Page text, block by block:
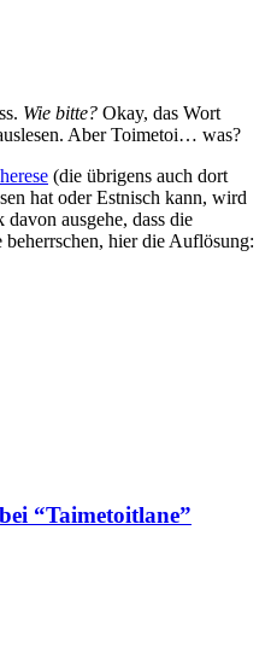
Wie bitte? Okay, das Wort
Aber Toimetoi… was?
(die übrigens auch dort
hat oder Estnisch kann, wird
ausgehe, dass die
hier die Auflösung:
“Taimetoitlane”